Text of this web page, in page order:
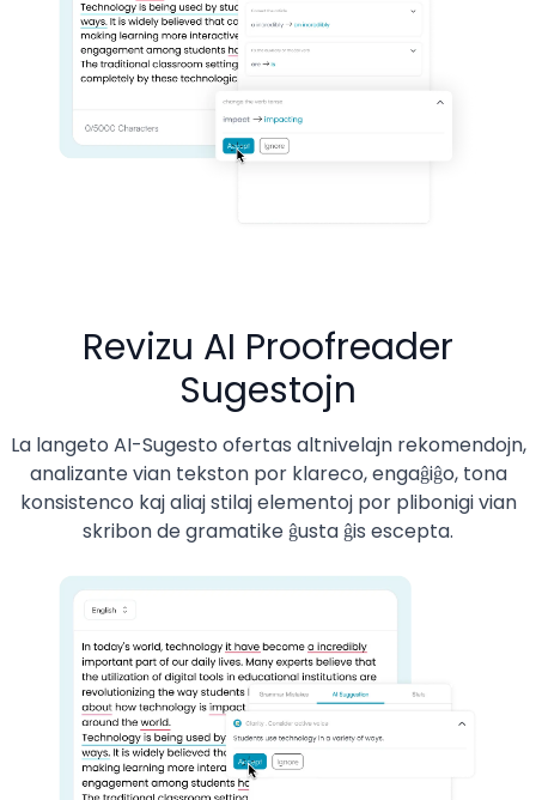
Revizu AI Proofreader
Sugestojn
La langeto AI-Sugesto ofertas altnivelajn rekomendojn,
analizante vian tekston por klareco, engaĝiĝo, tona
konsistenco kaj aliaj stilaj elementoj por plibonigi vian
skribon de gramatike ĝusta ĝis escepta.